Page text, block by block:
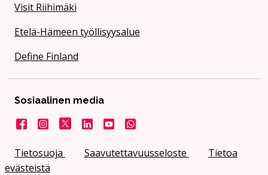
Visit Riihimäki
Etelä-Hämeen työllisyysalue
Define Finland
Tietosuoja Saavutettavuusseloste
Tietoa
evästeistä
Sosiaalinen media
FacebookInstagram
X LinkedInYouTubeKaupunki WhatsApissa